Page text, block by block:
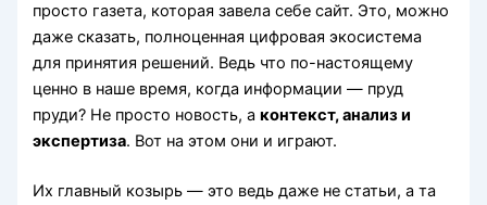
просто газета, которая завела себе сайт. Это, можно
даже сказать, полноценная цифровая экосистема
для принятия решений. Ведь что по-настоящему
ценно в наше время, когда информации — пруд
пруди? Не просто новость, аконтекст, анализ и
экспертиза. Вот на этом они и играют.
Их главный козырь — это ведь даже не статьи, а та